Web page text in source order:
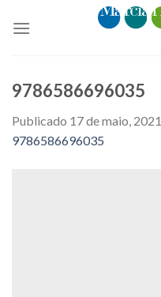
9786586696035
Publicado 17 de maio, 2021
9786586696035